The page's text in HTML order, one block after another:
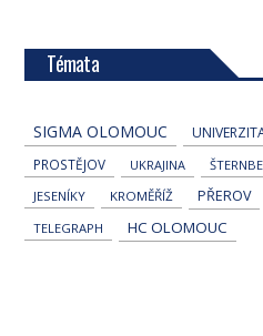
Témata
SIGMA OLOMOUC
PROSTĚJOV UKRAJINA
JESENÍKY
KROMĚŘÍŽ PŘEROV
TELEGRAPH
HC OLOMOUC